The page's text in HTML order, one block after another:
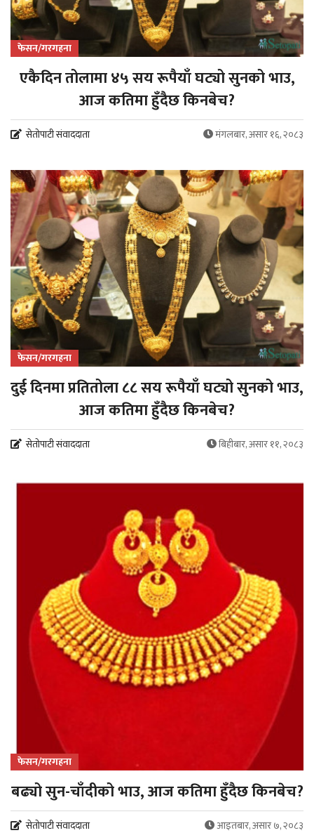
फेसन/गरगहना
एकैदिन तोलामा ४५ सय रूपैयाँ घट्यो सुनको भाउ,
आज कतिमा हुँदैछ किनबेच?
सेतोपाटी संवाददाता मंगलबार, असार १६, २०८३
फेसन/गरगहना
दुई दिनमा प्रतितोला ८८ सय रूपैयाँ घट्यो सुनको भाउ,
आज कतिमा हुँदैछ किनबेच?
सेतोपाटी संवाददाता बिहीबार, असार ११, २०८३
फेसन/गरगहना
बढ्यो सुन-चाँदीको भाउ, आज कतिमा हुँदैछ किनबेच?
सेतोपाटी संवाददाता आइतबार, असार ७, २०८३